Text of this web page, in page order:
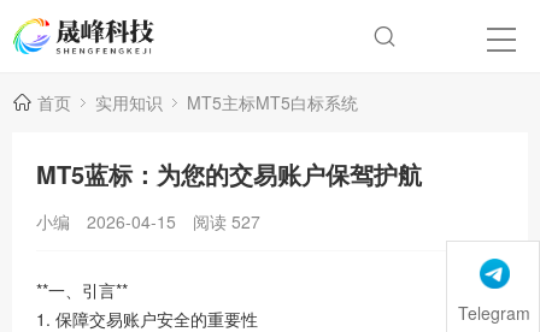
首页 实用知识 MT5主标MT5白标系统
MT5蓝标：为您的交易账户保驾护航
小编 2026-04-15 阅读 527
**一、引言**
1. 保障交易账户安全的重要性
Telegram